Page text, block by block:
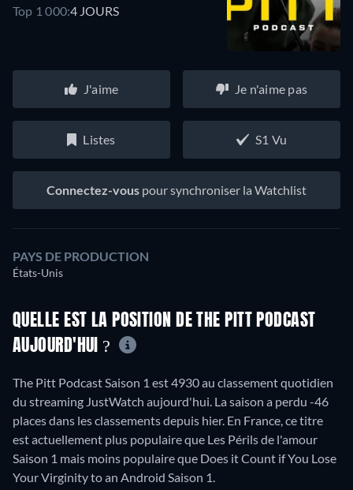
Top 1 000:4 JOURS
J'aime Je n'aime pas
Listes S1 Vu
Connectez-vous pour synchroniser la Watchlist
PAYS DE PRODUCTION
États-Unis
QUELLE EST LA POSITION DE THE PITT PODCAST
AUJOURD'HUI ?
The Pitt Podcast Saison 1 est 4930 au classement quotidien
du streaming JustWatch aujourd'hui. La saison a perdu -46
places dans les classements depuis hier. En France, ce titre
est actuellement plus populaire que Les Périls de l'amour
Saison 1 mais moins populaire que Does it Count if You Lose
Your Virginity to an Android Saison 1.